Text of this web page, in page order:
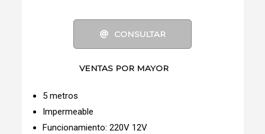
CONSULTAR
VENTAS POR MAYOR
5 metros
Impermeable
Funcionamiento: 220V 12V